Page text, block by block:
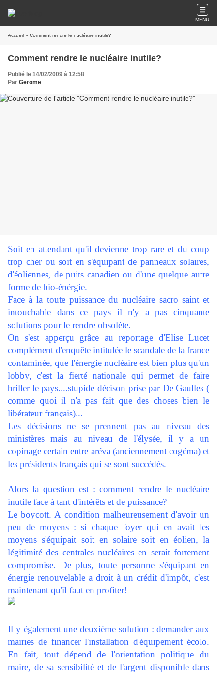
MENU
Accueil » Comment rendre le nucléaire inutile?
Comment rendre le nucléaire inutile?
Publié le 14/02/2009 à 12:58
Par Gerome
Soit en attendant qu'il devienne trop rare et du coup
trop cher ou soit en s'équipant de panneaux solaires,
d'éoliennes, de puits canadien ou d'une quelque autre
forme de bio-énérgie.
Face à la toute puissance du nucléaire sacro saint et
intouchable dans ce pays il n'y a pas cinquante
solutions pour le rendre obsolète.
On s'est apperçu grâce au reportage d'Elise Lucet
complément d'enquête intitulée le scandale de la france
contaminée, que l'énergie nucléaire est bien plus qu'un
lobby, c'est la fierté nationale qui permet de faire
briller le pays....stupide décison prise par De Gaulles (
comme quoi il n'a pas fait que des choses bien le
libérateur français)...
Les décisions ne se prennent pas au niveau des
ministères mais au niveau de l'élysée, il y a un
copinage certain entre aréva (anciennement cogéma) et
les présidents français qui se sont succédés.
Alors la question est : comment rendre le nucléaire
inutile face à tant d'intérêts et de puissance?
Le boycott. A condition malheureusement d'avoir un
peu de moyens : si chaque foyer qui en avait les
moyens s'équipait soit en solaire soit en éolien, la
légitimité des centrales nucléaires en serait fortement
compromise. De plus, toute personne s'équipant en
énergie renouvelable a droit à un crédit d'impôt, c'est
maintenant qu'il faut en profiter!
Il y également une deuxième solution : demander aux
mairies de financer l'installation d'équipement écolo.
En fait, tout dépend de l'orientation politique du
maire, de sa sensibilité et de l'argent disponible dans